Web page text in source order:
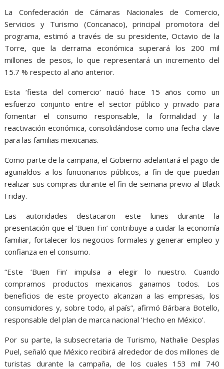
La Confederación de Cámaras Nacionales de Comercio,
Servicios y Turismo (Concanaco), principal promotora del
programa, estimó a través de su presidente, Octavio de la
Torre, que la derrama económica superará los 200 mil
millones de pesos, lo que representará un incremento del
15.7 % respecto al año anterior.
Esta ‘fiesta del comercio‘ nació hace 15 años como un
esfuerzo conjunto entre el sector público y privado para
fomentar el consumo responsable, la formalidad y la
reactivación económica, consolidándose como una fecha clave
para las familias mexicanas.
Como parte de la campaña, el Gobierno adelantará el pago de
aguinaldos a los funcionarios públicos, a fin de que puedan
realizar sus compras durante el fin de semana previo al Black
Friday.
Las autoridades destacaron este lunes durante la
presentación que el ‘Buen Fin’ contribuye a cuidar la economía
familiar, fortalecer los negocios formales y generar empleo y
confianza en el consumo.
“Este ‘Buen Fin’ impulsa a elegir lo nuestro. Cuando
compramos productos mexicanos ganamos todos. Los
beneficios de este proyecto alcanzan a las empresas, los
consumidores y, sobre todo, al país”, afirmó Bárbara Botello,
responsable del plan de marca nacional ‘Hecho en México’.
Por su parte, la subsecretaria de Turismo, Nathalie Desplas
Puel, señaló que México recibirá alrededor de dos millones de
turistas durante la campaña, de los cuales 153 mil 740